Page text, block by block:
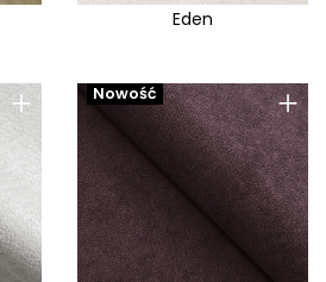
Eden
+ +
Nowość